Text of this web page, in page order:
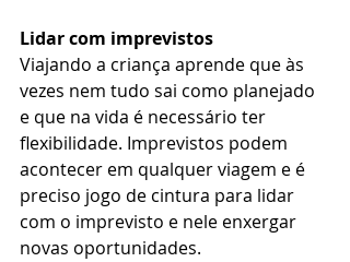
Lidar com imprevistos
Viajando a criança aprende que às
vezes nem tudo sai como planejado
e que na vida é necessário ter
flexibilidade. Imprevistos podem
acontecer em qualquer viagem e é
preciso jogo de cintura para lidar
com o imprevisto e nele enxergar
novas oportunidades.